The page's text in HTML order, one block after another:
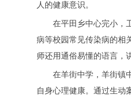
人的健康意识。
在平田乡中心完小，卫
病等校园常见传染病的相
师还用通俗易懂的语言，
在羊街中学，羊街镇中
自身心理健康。通过生动